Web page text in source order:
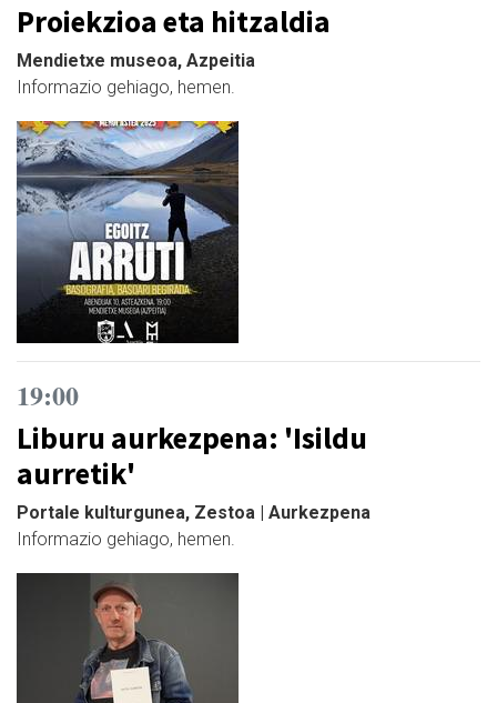
Proiekzioa eta hitzaldia
Mendietxe museoa, Azpeitia
Informazio gehiago, hemen.
19:00
Liburu aurkezpena: 'Isildu
aurretik'
Portale kulturgunea, Zestoa | Aurkezpena
Informazio gehiago, hemen.